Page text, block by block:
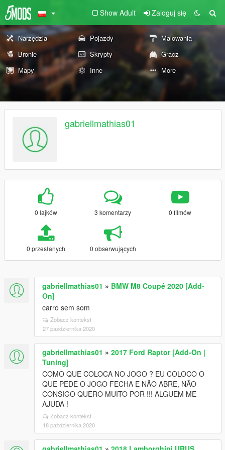
Show Adult Zaloguj się
Narzędzia Pojazdy
Malowania
Bronie
Skrypty
Gracz
Mapy
Inne More
gabriellmathias01
0 lajków 3 komentarzy 0 filmów
0 przesłanych 0 obserwujących
gabriellmathias01 » BMW M8 Coupé 2020 [Add-
On]
carro sem som
Zobacz kontekst
27 października 2020
gabriellmathias01 » 2017 Ford Raptor [Add-On |
Tuning]
COMO QUE COLOCA NO JOGO ? EU COLOCO O
QUE PEDE O JOGO FECHA E NÃO ABRE, NÃO
CONSIGO QUERO MUITO POR !!! ALGUEM ME
AJUDA !
Zobacz kontekst
18 października 2020